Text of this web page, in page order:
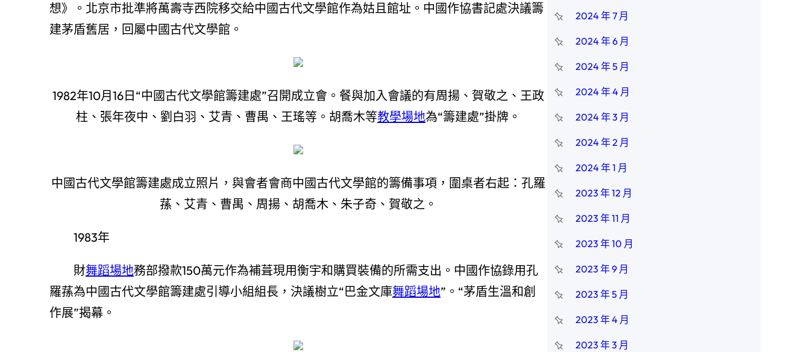
想》。北京市批準將萬壽寺西院移交給中國古代文學館作為姑且館址。中國作協書記處決議籌
建茅盾舊居，回屬中國古代文學館。
1982年10月16日“中國古代文學館籌建處”召開成立會。餐與加入會議的有周揚、賀敬之、王政
柱、張年夜中、劉白羽、艾青、曹禺、王瑤等。胡喬木等教學場地為“籌建處”掛牌。
中國古代文學館籌建處成立照片，與會者會商中國古代文學館的籌備事項，圍桌者右起：孔羅
蓀、艾青、曹禺、周揚、胡喬木、朱子奇、賀敬之。
1983年
財舞蹈場地務部撥款150萬元作為補葺現用衡宇和購買裝備的所需支出。中國作協錄用孔
羅蓀為中國古代文學館籌建處引導小組組長，決議樹立“巴金文庫舞蹈場地”。“茅盾生溫和創
作展”揭幕。
2024 年 7 月
2024 年 6 月
2024 年 5 月
2024 年 4 月
2024 年 3 月
2024 年 2 月
2024 年 1 月
2023 年 12 月
2023 年 11 月
2023 年 10 月
2023 年 9 月
2023 年 5 月
2023 年 4 月
2023 年 3 月